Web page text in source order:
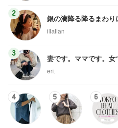
2
銀の滴降る降るまわり
illallan
3
妻です。ママです。女
eri.
4 5 6